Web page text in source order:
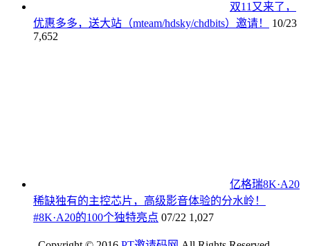
双11又来了，
优惠多多，送大站（mteam/hdsky/chdbits）邀请！
10/23
7,652
亿格瑞8K·A20
稀缺独有的主控芯片，高级影音体验的分水岭！
#8K·A20的100个独特亮点 07/22 1,027